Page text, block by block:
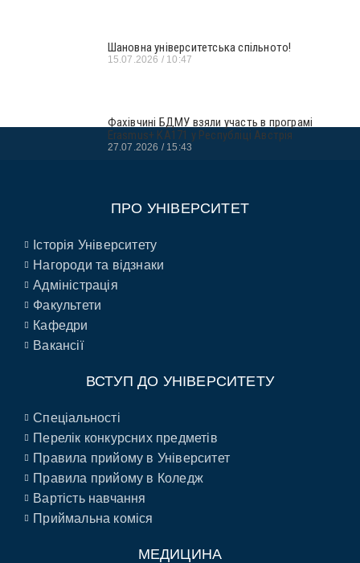
Шановна університетська спільното!
15.07.2026 10:47
Фахівчині БДМУ взяли участь в програмі
Erasmus+ KA171 у Республіці Австрія
27.07.2026 15:43
ПРО УНІВЕРСИТЕТ
Історія Університету
Нагороди та відзнаки
Адміністрація
Факультети
Кафедри
Вакансії
ВСТУП ДО УНІВЕРСИТЕТУ
Спеціальності
Перелік конкурсних предметів
Правила прийому в Університет
Правила прийому в Коледж
Вартість навчання
Приймальна коміся
МЕДИЦИНА